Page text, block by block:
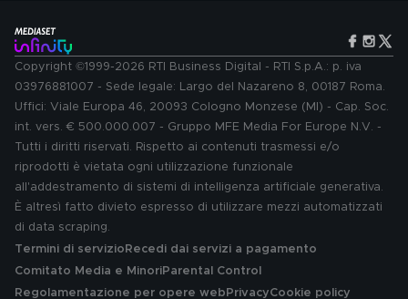
Copyright ©1999-2026 RTI Business Digital - RTI S.p.A.: p. iva
03976881007 - Sede legale: Largo del Nazareno 8, 00187 Roma.
Uffici: Viale Europa 46, 20093 Cologno Monzese (MI) - Cap. Soc.
int. vers. € 500.000.007 - Gruppo MFE Media For Europe N.V. -
Tutti i diritti riservati. Rispetto ai contenuti trasmessi e/o
riprodotti è vietata ogni utilizzazione funzionale
all'addestramento di sistemi di intelligenza artificiale generativa.
È altresì fatto divieto espresso di utilizzare mezzi automatizzati
di data scraping.
Termini di servizio Recedi dai servizi a pagamento
Comitato Media e MinoriParental Control
Regolamentazione per opere web PrivacyCookie policy